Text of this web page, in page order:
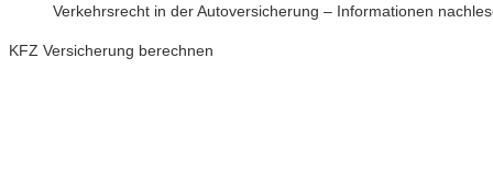
Verkehrsrecht in der Autoversicherung – Informationen
KFZ Versicherung berechnen